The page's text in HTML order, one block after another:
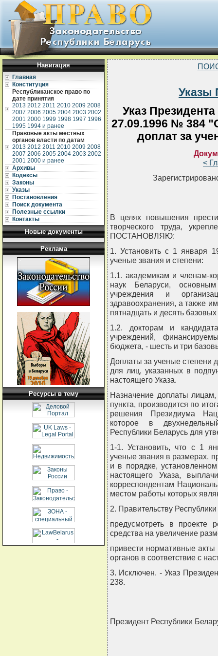
Навигация
Главная
Конституция
Республиканское право по
дате принятия
2013 2012 2011 2010 2009 2008
2007 2006 2005 2004 2003 2002
2001 2000 1999 1998 1997 1996
1995 1994 и ранее
Правовые акты местных
органов власти по датам
2013 2012 2011 2010 2009 2008
2007 2006 2005 2004 2003 2002
2001 2000 и ранее
Архивы
Кодексы
Законы
Указы
Постановления
Поиск документа
Полезные ссылки
Контакты
Новые документы
Реклама
Ресурсы в тему
Указы
Указ
27.09.1996 № 384
доплат за
<
В целях повышения
творческого труда,
ПОСТАНОВЛЯЮ:
1. Установить с 1 января
ученые звания и степени:
1.1. академикам и членам-
наук Беларуси,
учреждения и
здравоохранения, а также
пятнадцать и десять
1.2. докторам и
учреждений,
бюджета, - шесть и три
Доплаты за ученые степени
для лиц, указанных в
настоящего Указа.
Назначение доплаты
пункта, производится по
решения Президиума
которое в
Республики Беларусь для
1-1. Установить, что с 1
ученые звания в размерах,
и в порядке,
настоящего Указа,
корреспондентам
местом работы которых
2. Правительству
предусмотреть в проекте
средства на увеличение
привести нормативные
органов в соответствие с
3. Исключен. - Указ
238.
Президент Республики